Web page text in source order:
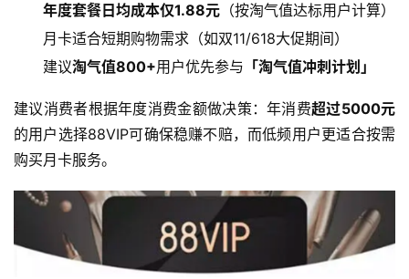
年度套餐日均成本仅1.88元 （按淘气值达标用户计算）
月卡适合短期购物需求（如双11/618大促期间）
建议淘气值800+用户优先参与 「淘气值冲刺计划」
建议消费者根据年度消费金额做决策：年消费超过5000元
的用户选择88VIP可确保稳赚不赔，而低频用户更适合按需
购买月卡服务。